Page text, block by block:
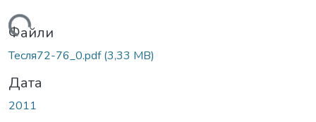
Файли
Тесля72-76_0.pdf(3,33 MB)
Дата
2011